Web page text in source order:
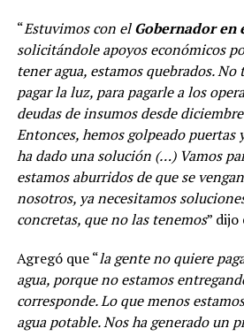
“Estuvimos con elGobernador en
solicitándole apoyos económicos
tener agua, estamos quebrados.
pagar la luz, para pagarle a los
deudas de insumos desde
Entonces, hemos golpeado puertas
ha dado una solución (…) Vamos
estamos aburridos de que se
nosotros, ya necesitamos
concretas, que no las tenemos”
Agregó que “la gente no quiere
agua, porque no estamos
corresponde. Lo que menos
agua potable. Nos ha generado un